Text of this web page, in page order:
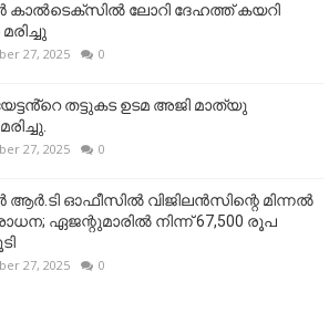
കാല്‍ടെക്‌സില്‍ ലോറി ദേഹത്ത് കയറി
27, 2025 0
തട്ടുകട ഉടമ അജി മാത്യു
27, 2025 0
ആര്‍.ടി ഓഫീസില്‍ വിജിലൻസിന്റെ മിന്നല്‍
ഏജന്റുമാരില്‍ നിന്ന് 67,500 രൂപ
27, 2025 0